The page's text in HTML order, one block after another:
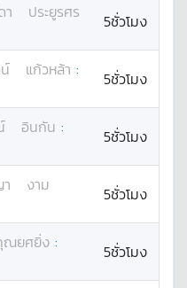
า
ประยูรศร
5ชั่วโมง
แก้วหล้า :
5ชั่วโมง
อินกัน :
5ชั่วโมง
งาม
5ชั่วโมง
ณยศยิ่ง :
5ชั่วโมง